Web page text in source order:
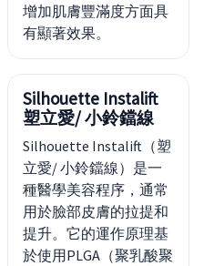
增加肌膚豐滿度方面具
有顯著效果。
Silhouette Instalift
塑立愛/ 小鈴鐺線
Silhouette Instalift（塑
立愛/ 小鈴鐺線）是一
種醫學美容程序，通常
用於臉部皮膚的拉提和
提升。它的運作原理基
於使用PLGA（聚乳酸聚